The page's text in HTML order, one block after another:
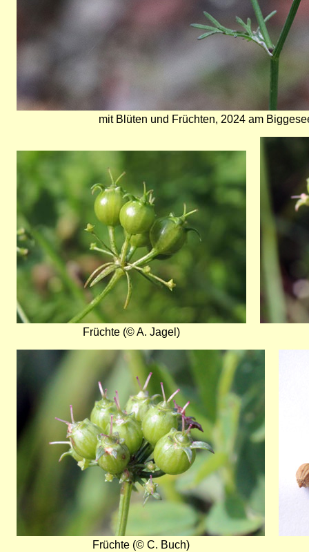
mit Blüten und Früchten, 2024 am
Früchte (© A. Jagel)
Bild
Früchte (© C. Buch)